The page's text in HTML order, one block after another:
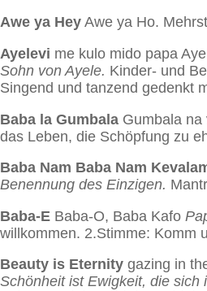
Awe ya Hey Awe ya Ho.
Ayelevi me kulo mido papa
Sohn von Ayele. Kinder- und
Singend und tanzend gedenkt
Baba la Gumbala Gumbala
das Leben, die Schöpfung zu
Baba Nam Baba Nam
Benennung des Einzigen.
Baba-E Baba-O, Baba Kafo
willkommen. 2.Stimme: Komm
Beauty is Eternity gazing in
Schönheit ist Ewigkeit, die sich